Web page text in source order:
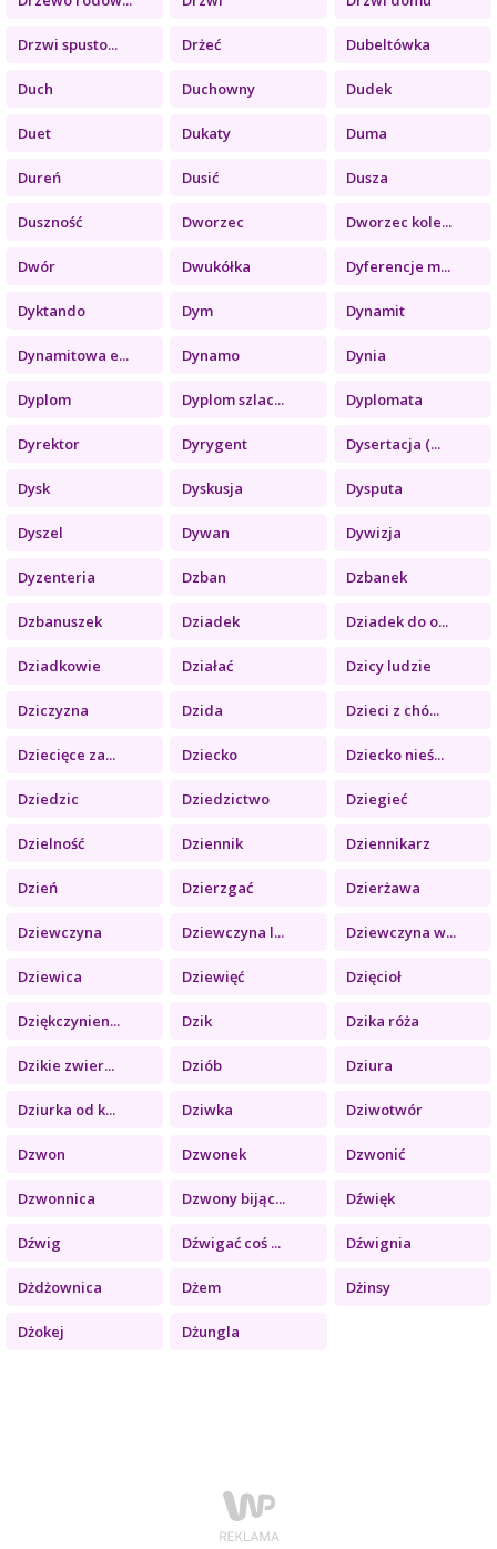
Drzwi spusto... Drżeć Dubeltówka
Duch Duchowny Dudek
Duet Dukaty Duma
Dureń Dusić Dusza
Duszność Dworzec Dworzec kole...
Dwór Dwukółka Dyferencje m...
Dyktando Dym Dynamit
Dynamitowa e... Dynamo Dynia
Dyplom Dyplom szlac... Dyplomata
Dyrektor Dyrygent Dysertacja (...
Dysk Dyskusja Dysputa
Dyszel Dywan Dywizja
Dyzenteria Dzban Dzbanek
Dzbanuszek Dziadek Dziadek do o...
Dziadkowie Działać Dzicy ludzie
Dziczyzna Dzida Dzieci z chó...
Dziecięce za... Dziecko Dziecko nieś...
Dziedzic Dziedzictwo Dziegieć
Dzielność Dziennik Dziennikarz
Dzień Dzierzgać Dzierżawa
Dziewczyna Dziewczyna l... Dziewczyna w...
Dziewica Dziewięć Dzięcioł
Dziękczynien... Dzik Dzika róża
Dzikie zwier... Dziób Dziura
Dziurka od k... Dziwka Dziwotwór
Dzwon Dzwonek Dzwonić
Dzwonnica Dzwony bijąc... Dźwięk
Dźwig Dźwigać coś ... Dźwignia
Dżdżownica Dżem Dżinsy
Dżokej Dżungla